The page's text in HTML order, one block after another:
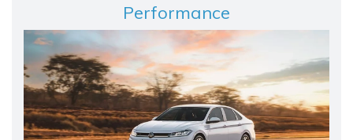
Performance
Anterior